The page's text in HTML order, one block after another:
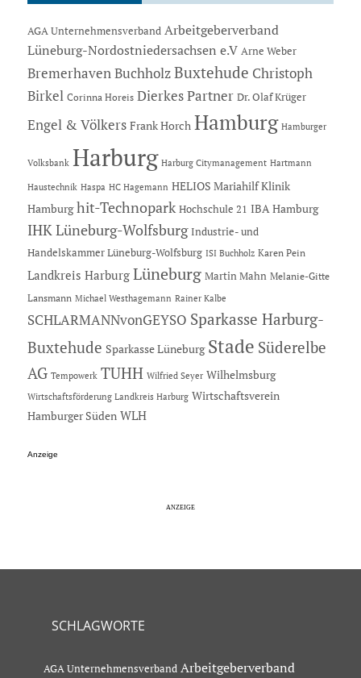
AGA Unternehmensverband Arbeitgeberverband
Lüneburg-Nordostniedersachsen e.V Arne Weber
Bremerhaven Buchholz Buxtehude Christoph
Birkel Corinna Horeis Dierkes Partner Dr. Olaf Krüger
Engel & Völkers Frank Horch Hamburg Hamburger
Volksbank Harburg Harburg Citymanagement Hartmann
Haustechnik Haspa HC Hagemann HELIOS Mariahilf Klinik
Hamburg hit-Technopark Hochschule 21 IBA Hamburg
IHK Lüneburg-Wolfsburg Industrie- und
Handelskammer Lüneburg-Wolfsburg ISI Buchholz Karen Pein
Landkreis Harburg Lüneburg Martin Mahn Melanie-Gitte
Lansmann Michael Westhagemann Rainer Kalbe
SCHLARMANNvonGEYSO Sparkasse Harburg-
Buxtehude Sparkasse Lüneburg Stade Süderelbe
AG Tempowerk TUHH Wilfried Seyer Wilhelmsburg
Wirtschaftsförderung Landkreis Harburg Wirtschaftsverein
Hamburger Süden WLH
Anzeige
SCHLAGWORTE
AGA Unternehmensverband Arbeitgeberverband